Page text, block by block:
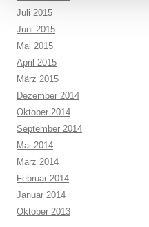
Juli 2015
Juni 2015
Mai 2015
April 2015
März 2015
Dezember 2014
Oktober 2014
September 2014
Mai 2014
März 2014
Februar 2014
Januar 2014
Oktober 2013